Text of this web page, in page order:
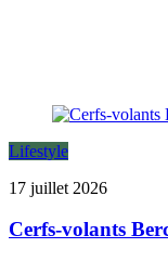
Lifestyle
17 juillet 2026
Cerfs-volants